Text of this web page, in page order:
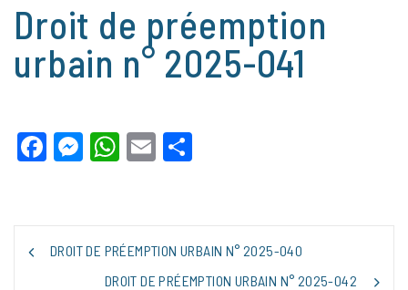
Droit de préemption
urbain n° 2025-041
Facebook
Messenger
WhatsApp
Email
NAVIGATION
DE
DROIT DE PRÉEMPTION URBAIN N° 2025-040
DROIT DE PRÉEMPTION URBAIN N° 2025-042